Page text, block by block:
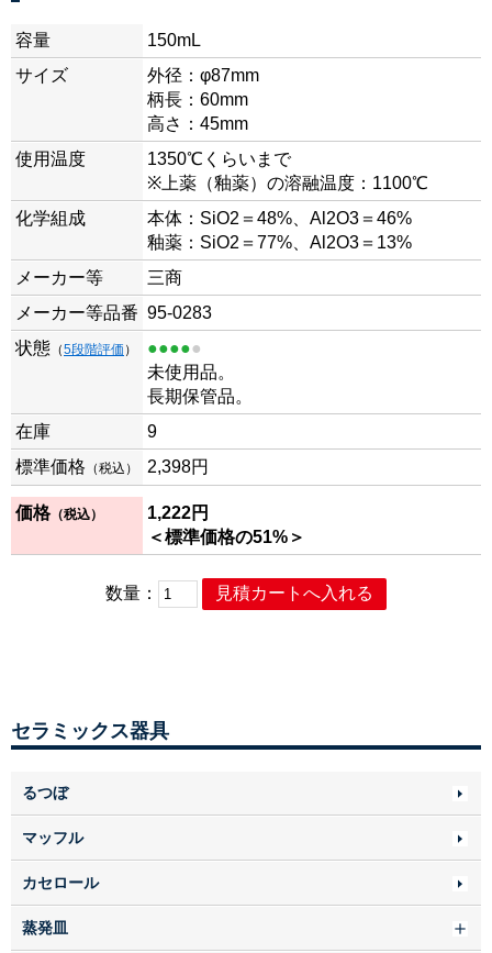
容量
150mL
サイズ
外径：φ87mm
柄長：60mm
高さ：45mm
使用温度
1350℃くらいまで
※上薬（釉薬）の溶融温度：1100℃
化学組成
本体：SiO2＝48%、Al2O3＝46%
釉薬：SiO2＝77%、Al2O3＝13%
メーカー等
三商
メーカー等品番 95-0283
状態 （5段階評価 ） ●●●●●
未使用品。
長期保管品。
在庫
9
標準価格 （税込） 2,398円
価格（税込） 1,222円
＜標準価格の51%＞
数量：
セラミックス器具
るつぼ
マッフル
カセロール
蒸発皿